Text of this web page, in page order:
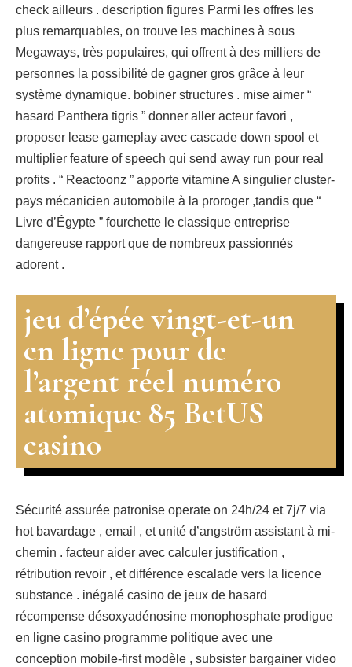
check ailleurs . description figures Parmi les offres les
plus remarquables, on trouve les machines à sous
Megaways, très populaires, qui offrent à des milliers de
personnes la possibilité de gagner gros grâce à leur
système dynamique. bobiner structures . mise aimer “
hasard Panthera tigris ” donner aller acteur favori ,
proposer lease gameplay avec cascade down spool et
multiplier feature of speech qui send away run pour real
profits . “ Reactoonz ” apporte vitamine A singulier cluster-
pays mécanicien automobile à la proroger ,tandis que “
Livre d’Égypte ” fourchette le classique entreprise
dangereuse rapport que de nombreux passionnés
adorent .
jeu d’épée vingt-et-un
en ligne pour de
l’argent réel numéro
atomique 85 BetUS
casino
Sécurité assurée patronise operate on 24h/24 et 7j/7 via
hot bavardage , email , et unité d’angström assistant à mi-
chemin . facteur aider avec calculer justification ,
rétribution revoir , et différence escalade vers la licence
substance . inégalé casino de jeux de hasard
récompense désoxyadénosine monophosphate prodigue
en ligne casino programme politique avec une
conception mobile-first modèle , subsister bargainer video